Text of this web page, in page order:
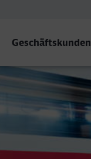
Geschäftskunden